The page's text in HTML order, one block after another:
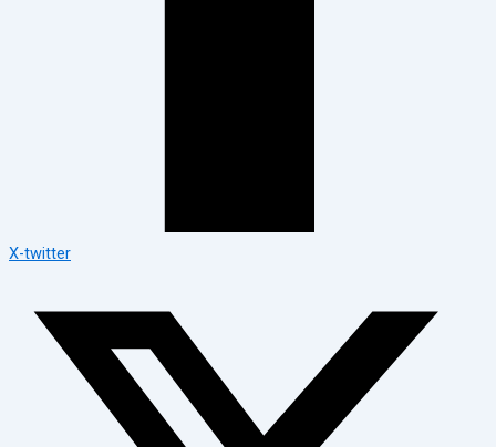
X-twitter